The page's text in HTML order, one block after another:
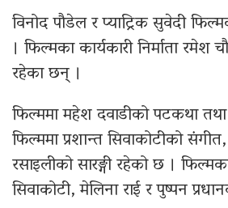
विनोद पौडेल र प्याट्रिक सुवेदी
। फिल्मका कार्यकारी निर्माता रमेश
रहेका छन् ।
फिल्ममा महेश दवाडीको पटकथा
फिल्ममा प्रशान्त सिवाकोटीको
रसाइलीको सारङ्गी रहेको छ ।
सिवाकोटी, मेलिना राई र पुष्पन